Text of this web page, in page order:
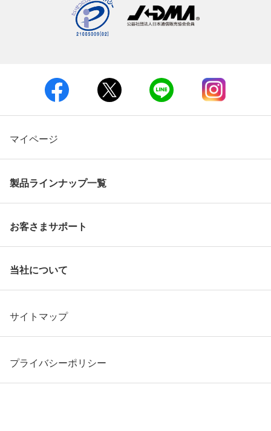
マイページ
製品ラインナップ一覧
お客さまサポート
当社について
サイトマップ
プライバシーポリシー